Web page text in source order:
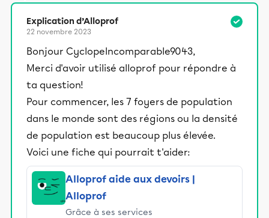
Explication d’Alloprof
22 novembre 2023
Bonjour CyclopeIncomparable9043,
Merci d'avoir utilisé alloprof pour répondre à
ta question!
Pour commencer, les 7 foyers de population
dans le monde sont des régions ou la densité
de population est beaucoup plus élevée.
Voici une fiche qui pourrait t'aider:
Alloprof aide aux devoirs |
Alloprof
Grâce à ses services